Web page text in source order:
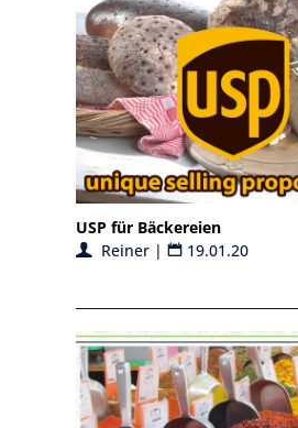
USP für Bäckereien
Reiner |
19.01.20